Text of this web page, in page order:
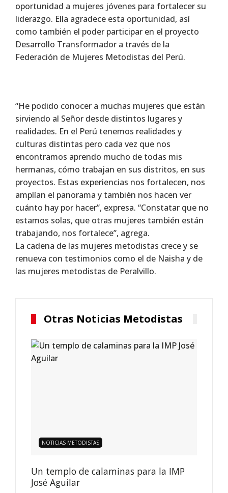
oportunidad a mujeres jóvenes para fortalecer su
liderazgo. Ella agradece esta oportunidad, así
como también el poder participar en el proyecto
Desarrollo Transformador a través de la
Federación de Mujeres Metodistas del Perú.
“He podido conocer a muchas mujeres que están
sirviendo al Señor desde distintos lugares y
realidades. En el Perú tenemos realidades y
culturas distintas pero cada vez que nos
encontramos aprendo mucho de todas mis
hermanas, cómo trabajan en sus distritos, en sus
proyectos. Estas experiencias nos fortalecen, nos
amplían el panorama y también nos hacen ver
cuánto hay por hacer”, expresa. “Constatar que no
estamos solas, que otras mujeres también están
trabajando, nos fortalece”, agrega.
La cadena de las mujeres metodistas crece y se
renueva con testimonios como el de Naisha y de
las mujeres metodistas de Peralvillo.
Otras Noticias Metodistas
NOTICIAS METODISTAS
Un templo de calaminas para la IMP
José Aguilar